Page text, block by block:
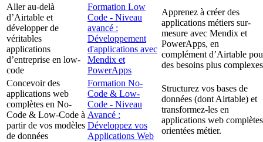
Aller au-delà
d’Airtable et
développer de
véritables
applications
d’entreprise en low-
code
Formation Low
Code - Niveau
avancé :
Développement
d'applications avec
Mendix et
PowerApps
Apprenez à créer des
applications métiers sur-
mesure avec Mendix et
PowerApps, en
complément d’Airtable
des besoins plus
Concevoir des
applications web
complètes en No-
Code & Low-Code à
partir de vos modèles
de données
Formation No-
Code & Low-
Code - Niveau
Avancé :
Développez vos
Applications Web
Structurez vos bases de
données (dont Airtable) et
transformez-les en
applications web
orientées métier.